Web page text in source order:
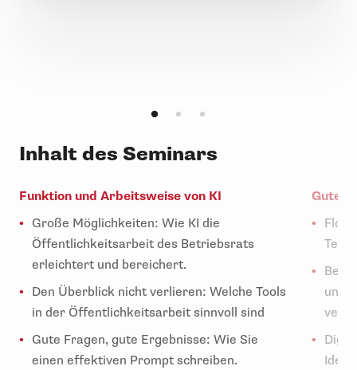
Inhalt des Seminars
Funktion und Arbeitsweise von KI
Große Möglichkeiten: Wie KI die
Öffentlichkeitsarbeit des Betriebsrats
erleichtert und bereichert.
Den Überblick nicht verlieren: Welche Tools
in der Öffentlichkeitsarbeit sinnvoll sind
Gute Fragen, gute Ergebnisse: Wie Sie
einen effektiven Prompt schreiben.
Gute
und